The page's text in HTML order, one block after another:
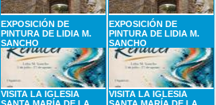
EXPOSICIÓN DE
PINTURA DE LIDIA M.
SANCHO
VISITA LA IGLESIA
EXPOSICIÓN DE
PINTURA DE LIDIA M.
SANCHO
VISITA LA IGLESIA